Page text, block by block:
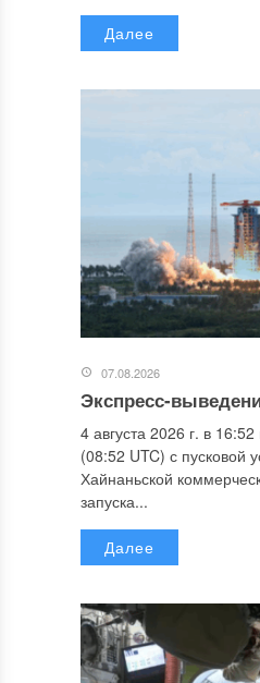
Далее
07.08.2026
Экспресс-
4 августа 2026 г. в
(08:52 UTC) с пусковой
Хайнаньской
запуска...
Далее